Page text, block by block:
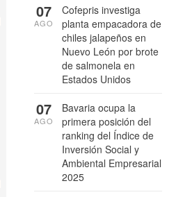
Cofepris investiga
planta empacadora de
chiles jalapeños en
Nuevo León por brote
de salmonela en
Estados Unidos
07
AGO
Bavaria ocupa la
primera posición del
ranking del Índice de
Inversión Social y
Ambiental Empresarial
2025
07
AGO